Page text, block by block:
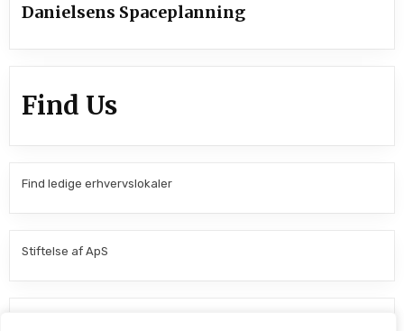
Danielsens Spaceplanning
Find Us
Find ledige erhvervslokaler
Stiftelse af ApS